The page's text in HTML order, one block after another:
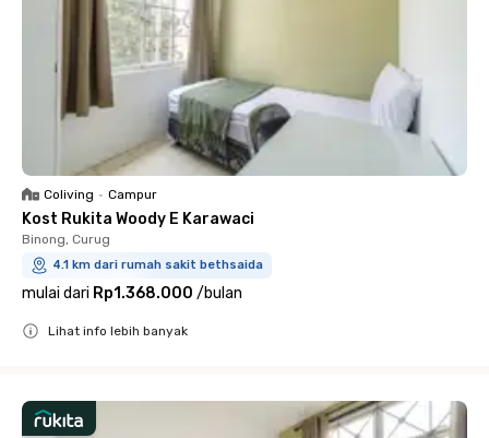
Coliving • Campur
Kost Rukita Woody E Karawaci
Binong, Curug
4.1 km dari rumah sakit bethsaida
mulai dari Rp1.368.000 /bulan
Lihat info lebih banyak